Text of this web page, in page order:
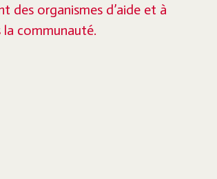
des organismes d’aide et à
communauté.